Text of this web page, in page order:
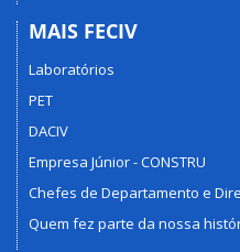
MAIS FECIV
Laboratórios
PET
DACIV
Empresa Júnior - CONSTRU
Chefes de Departamento e
Quem fez parte da nossa